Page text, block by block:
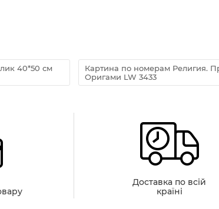
40*50 см
Картина по номерам Религия.
Оригами LW 3433
Доставка по всій
країні